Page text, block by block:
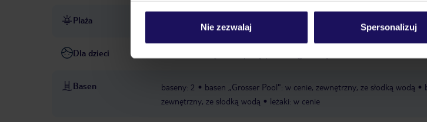
Nie zezwalaj Spersonalizuj
Plaża ok. 200 m od piaszczystej plaży
Dla dzieci
Basen baseny: 2 basen „Grosser Pool": w cenie, zewnętrzny, ze słodką wodą
zewnętrzny, ze słodką wodą
leżaki: w cenie